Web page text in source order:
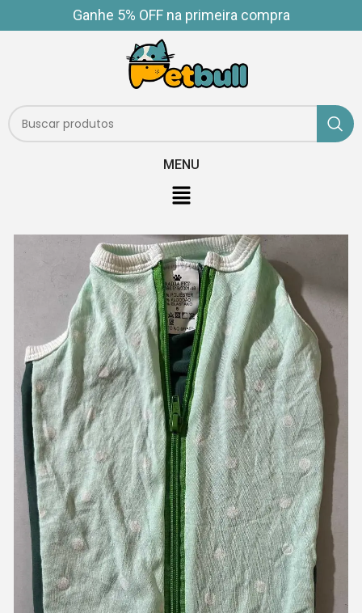
Ganhe 5% OFF na primeira compra
MENU